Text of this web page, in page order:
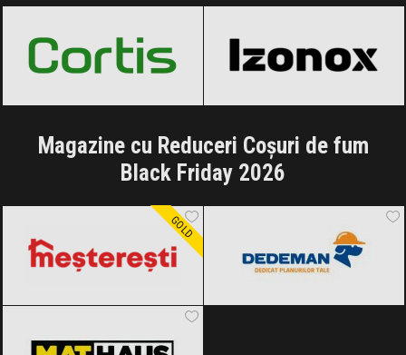
Magazine cu Reduceri Coșuri de fum
Black Friday 2026
GOLD
2026